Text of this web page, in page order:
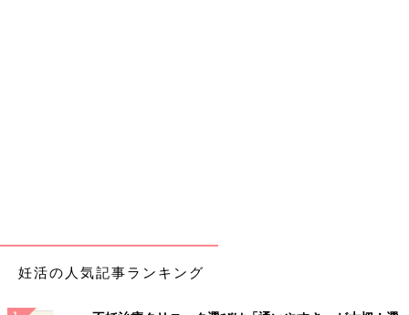
●血液・ホルモン検査
妊活の人気記事ランキング